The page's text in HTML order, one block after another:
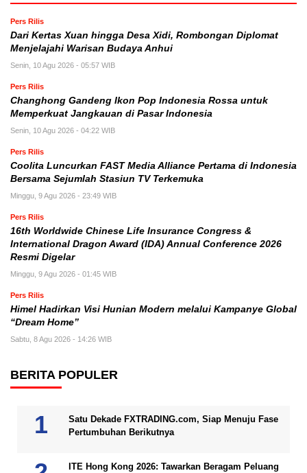
Pers Rilis
Dari Kertas Xuan hingga Desa Xidi, Rombongan Diplomat
Menjelajahi Warisan Budaya Anhui
Senin, 10 Agu 2026 - 05:57 WIB
Pers Rilis
Changhong Gandeng Ikon Pop Indonesia Rossa untuk
Memperkuat Jangkauan di Pasar Indonesia
Senin, 10 Agu 2026 - 04:22 WIB
Pers Rilis
Coolita Luncurkan FAST Media Alliance Pertama di Indonesia
Bersama Sejumlah Stasiun TV Terkemuka
Minggu, 9 Agu 2026 - 23:49 WIB
Pers Rilis
16th Worldwide Chinese Life Insurance Congress &
International Dragon Award (IDA) Annual Conference 2026
Resmi Digelar
Minggu, 9 Agu 2026 - 01:45 WIB
Pers Rilis
Himel Hadirkan Visi Hunian Modern melalui Kampanye Global
“Dream Home”
Sabtu, 8 Agu 2026 - 14:26 WIB
BERITA POPULER
Satu Dekade FXTRADING.com, Siap Menuju Fase
Pertumbuhan Berikutnya
ITE Hong Kong 2026: Tawarkan Beragam Peluang